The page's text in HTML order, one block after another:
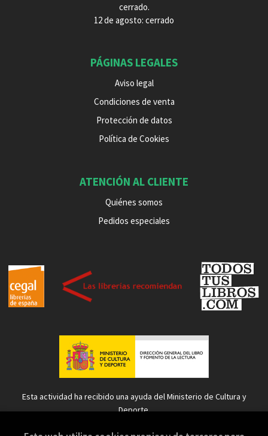
cerrado.
12 de agosto: cerrado
PÁGINAS LEGALES
Aviso legal
Condiciones de venta
Protección de datos
Política de Cookies
ATENCIÓN AL CLIENTE
Quiénes somos
Pedidos especiales
Esta actividad ha recibido una ayuda del Ministerio de Cultura y
Deporte.